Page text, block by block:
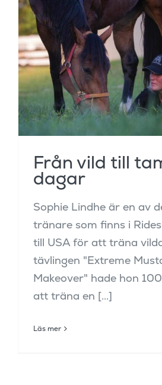
Från vild till
100
Från vild till
dagar
Sophie Lindhe är en av
tränare som finns i
till USA för att träna
tävlingen "Extreme
Makeover" hade hon
att träna en [...]
Läs mer